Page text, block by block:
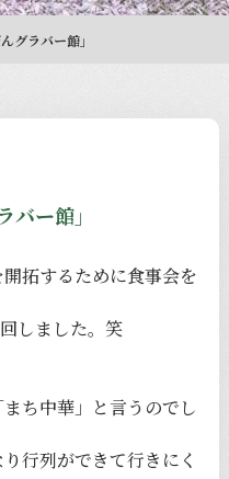
グラバー館」
ー館」
拓するために食事会を
しました。笑
ち中華」と言うのでし
行列ができて行きにく